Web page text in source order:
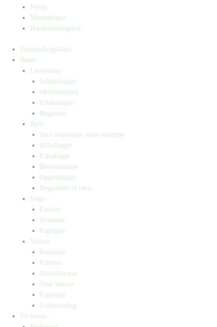
Presse
Manuskripter
Handelsbetingelser
Sommerbogpakker
Bøger
Letlæsning
Indskolingen
Mellemtrinnet
Udskolingen
Bogkasser
Børn
Små mennesker, store drømme
Billedbøger
Faktabøger
Børneromaner
Opgavebøger
Bogpakker til børn
Unge
Fantasy
Romaner
Fagbøger
Voksne
Romance
Krimier
Skønlitteratur
True Stories
Fagbøger
Undervisning
Til lærere